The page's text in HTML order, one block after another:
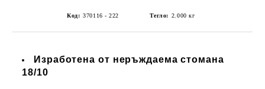
Код: 370116 - 222 Тегло: 2.000 кг
Изработена от неръждаема стомана
18/10